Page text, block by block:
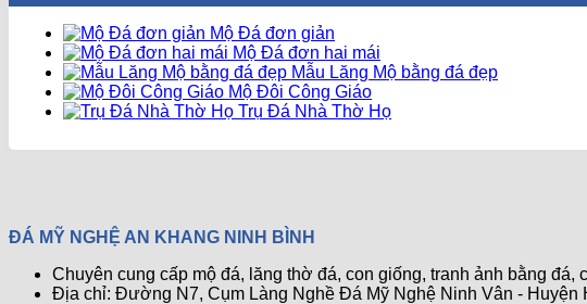
Mộ Đá đơn giản
Mộ Đá đơn hai mái
Mẫu Lăng Mộ bằng đá đẹp
Mộ Đôi Công Giáo
Trụ Đá Nhà Thờ Họ
ĐÁ MỸ NGHỆ AN KHANG NINH BÌNH
Chuyên cung cấp mộ đá, lăng thờ đá, con giống, tranh ảnh bằng đá,
Địa chỉ: Đường N7, Cụm Làng Nghề Đá Mỹ Nghệ Ninh Vân - Huyện